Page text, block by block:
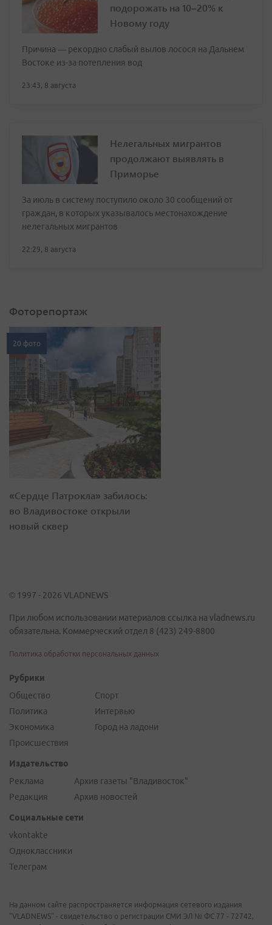
подорожать на 10–20% к
Новому году
Причина — рекордно слабый вылов лосося на Дальнем
Востоке из-за потепления вод
23:43, 8 августа
Нелегальных мигрантов
продолжают выявлять в
Приморье
За июль в систему поступило около 30 сообщений от
граждан, в которых указывалось местонахождение
нелегальных мигрантов
22:29, 8 августа
Фоторепортаж
20 фото
«Сердце Патрокла» забилось:
во Владивостоке открыли
новый сквер
© 1997 - 2026 VLADNEWS
При любом использовании материалов ссылка на vladnews.ru
обязательна. Коммерческий отдел 8 (423) 249-8800
Политика обработки персональных данных
Рубрики
Общество
Политика
Экономика
Происшествия
Спорт
Интервью
Город на ладони
Издательство
Реклама
Редакция
Архив газеты "Владивосток"
Архив новостей
Социальные сети
vkontakte
Одноклассники
Телеграм
На данном сайте распространяется информация сетевого издания
"VLADNEWS" - свидетельство о регистрации СМИ ЭЛ № ФС 77 - 72742,